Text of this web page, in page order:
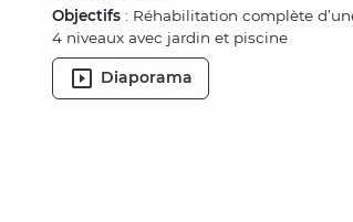
Objectifs : Réhabilitation complète
4 niveaux avec jardin et piscine
Diaporama